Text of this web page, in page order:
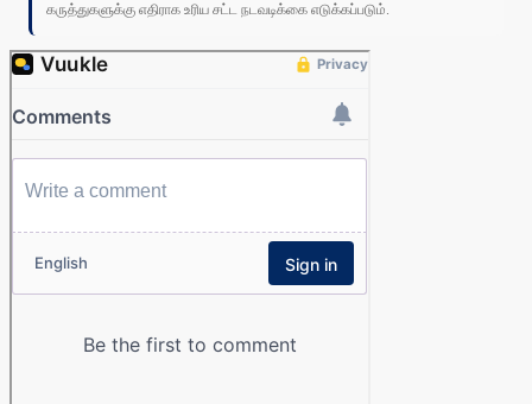
கருத்துகளுக்கு எதிராக உரிய சட்ட நடவடிக்கை எடுக்கப்படும்.